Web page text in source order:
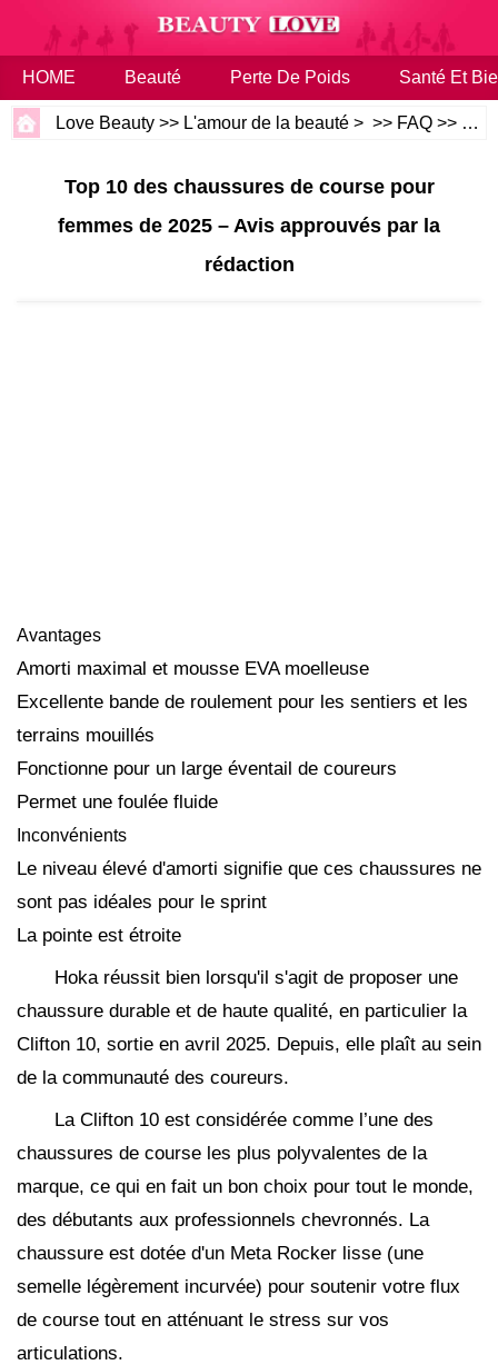
HOME Beauté Perte De Poids Santé Et
Love Beauty >> L'amour de la beauté > >> FAQ >>
Top 10 des chaussures de course pour
femmes de 2025 – Avis approuvés par la
rédaction
Avantages
Amorti maximal et mousse EVA moelleuse
Excellente bande de roulement pour les sentiers et les
terrains mouillés
Fonctionne pour un large éventail de coureurs
Permet une foulée fluide
Inconvénients
Le niveau élevé d'amorti signifie que ces chaussures ne
sont pas idéales pour le sprint
La pointe est étroite
Hoka réussit bien lorsqu'il s'agit de proposer une
chaussure durable et de haute qualité, en particulier la
Clifton 10, sortie en avril 2025. Depuis, elle plaît au sein
de la communauté des coureurs.
La Clifton 10 est considérée comme l’une des
chaussures de course les plus polyvalentes de la
marque, ce qui en fait un bon choix pour tout le monde,
des débutants aux professionnels chevronnés. La
chaussure est dotée d'un Meta Rocker lisse (une
semelle légèrement incurvée) pour soutenir votre flux
de course tout en atténuant le stress sur vos
articulations.